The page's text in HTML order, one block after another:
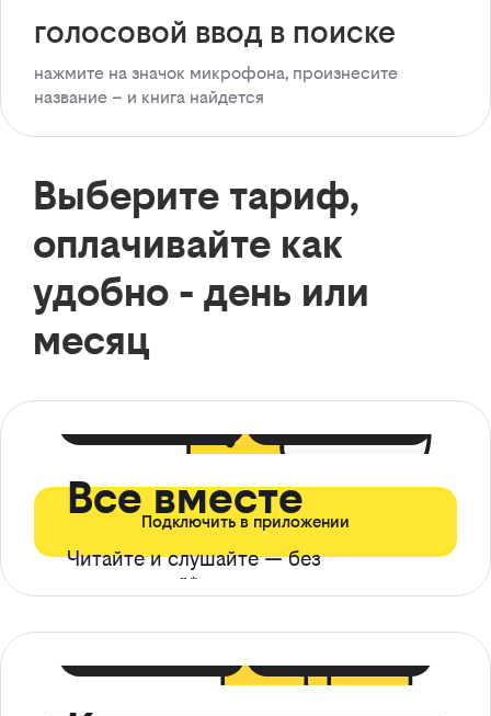
голосовой ввод в поиске
нажмите на значок микрофона, произнесите
название – и книга найдется
Выберите тариф,
оплачивайте как
удобно - день или
месяц
Все вместе
Читайте и слушайте — без
ограничений*
Подключить в приложении